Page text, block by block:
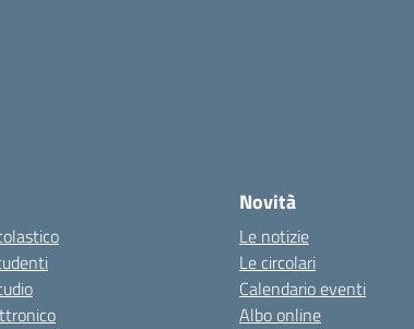
Novità
Le notizie
Le circolari
Calendario eventi
Albo online